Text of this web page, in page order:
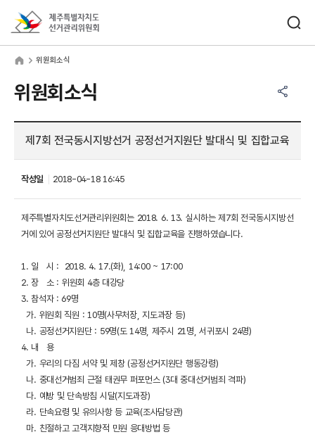
위원회소식
위원회소식
제7회 전국동시지방선거 공정선거지원단 발대식 및 집합교육
작성일 2018-04-18 16:45
제주특별자치도선거관리위원회는 2018. 6. 13. 실시하는 제7회 전국동시지방선
거에 있어 공정선거지원단 발대식 및 집합교육을 진행하였습니다.
1. 일 시 : 2018. 4. 17.(화), 14:00 ~ 17:00
2. 장 소 : 위원회 4층 대강당
3. 참석자 : 69명
가. 위원회 직원 : 10명(사무처장, 지도과장 등)
나. 공정선거지원단 : 59명(도 14명, 제주시 21명, 서귀포시 24명)
4. 내 용
가. 우리의 다짐 서약 및 제창 (공정선거지원단 행동강령)
나. 중대선거범죄 근절 태권무 퍼포먼스 (3대 중대선거범죄 격파)
다. 예방 및 단속방침 시달(지도과장)
라. 단속요령 및 유의사항 등 교육(조사담당관)
마. 친절하고 고객지향적 민원 응대방법 등